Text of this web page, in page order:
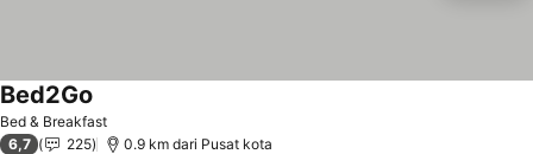
Bed & Breakfast
Bed2Go
6,7 225 0.9 km dari Pusat kota